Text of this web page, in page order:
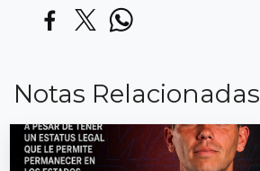
Notas Relacionadas